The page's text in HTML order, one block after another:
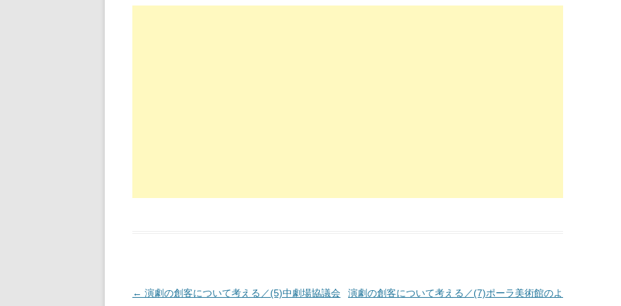
投稿ナビゲーション
← 演劇の創客について考える／(5)中劇場協議会 演劇の創客について考える／(7)ポーラ美術館のよ